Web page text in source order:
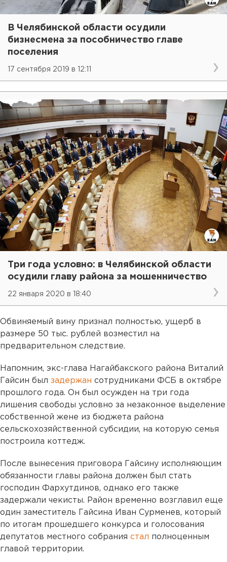
В Челябинской области осудили
бизнесмена за пособничество главе
поселения
17 сентября 2019 в 12:11
Три года условно: в Челябинской области
осудили главу района за мошенничество
22 января 2020 в 18:40
Обвиняемый вину признал полностью, ущерб в
размере 50 тыс. рублей возместил на
предварительном следствие.
Напомним, экс-глава Нагайбакского района Виталий
Гайсин был задержан сотрудниками ФСБ в октябре
прошлого года. Он был осужден на три года
лишения свободы условно за незаконное выделение
собственной жене из бюджета района
сельскохозяйственной субсидии, на которую семья
построила коттедж.
После вынесения приговора Гайсину исполняющим
обязанности главы района должен был стать
господин Фархутдинов, однако его также
задержали чекисты. Район временно возглавил еще
один заместитель Гайсина Иван Сурменев, который
по итогам прошедшего конкурса и голосования
депутатов местного собрания стал полноценным
главой территории.